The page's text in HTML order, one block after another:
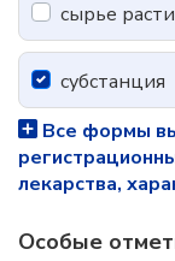
сырье
субстанция
Все формы
лекарства,
Особые